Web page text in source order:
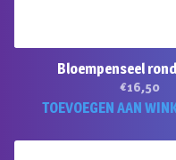
Bloempenseel
€16,50
TOEVOEGEN AAN